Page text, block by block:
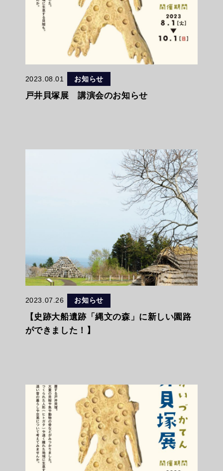
2023.08.01 お知らせ
戸井貝塚展 講演会のお知らせ
2023.07.26 お知らせ
【史跡大船遺跡「縄文の森」に新しい園路
ができました！】